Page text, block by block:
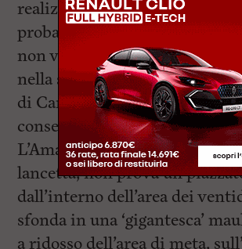
realizzano, con Chiesi, una
probabilmente viziata da
non vista dall’arbitro.
nella successiva (agevole)
di Carra: pur sudando freddo
conservano il minimo
L’Amatori Parma, negli
lancetta, non prova un
dall’interno dell’area dei
sfonda in una ‘gigantesca’
a ridosso dell’area di meta,